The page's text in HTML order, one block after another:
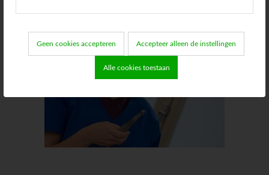
Geen cookies accepteren Accepteer alleen de instellingen
Alle cookies toestaan